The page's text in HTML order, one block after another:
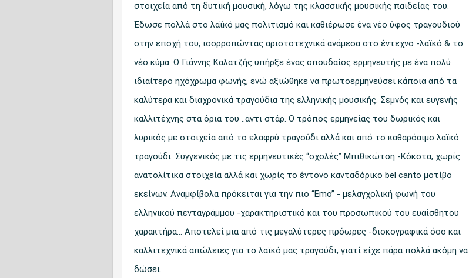
στοιχεία από τη δυτική μουσική, λόγω της κλασσικής μουσικής παιδείας του.
Έδωσε πολλά στο λαϊκό μας πολιτισμό και καθιέρωσε ένα νέο ύφος τραγουδιού
στην εποχή του, ισορροπώντας αριστοτεχνικά ανάμεσα στο έντεχνο -λαϊκό & το
νέο κύμα. Ο Γιάννης Καλατζής υπήρξε ένας σπουδαίος ερμηνευτής με ένα πολύ
ιδιαίτερο ηχόχρωμα φωνής, ενώ αξιώθηκε να πρωτοερμηνεύσει κάποια από τα
καλύτερα και διαχρονικά τραγούδια της ελληνικής μουσικής. Σεμνός και ευγενής
καλλιτέχνης στα όρια του ..αντι στάρ. Ο τρόπος ερμηνείας του δωρικός και
λυρικός με στοιχεία από το ελαφρύ τραγούδι αλλά και από το καθαρόαιμο λαϊκό
τραγούδι. Συγγενικός με τις ερμηνευτικές “σχολές” Μπιθικώτση -Κόκοτα, χωρίς
ανατολίτικα στοιχεία αλλά και χωρίς το έντονο κανταδόρικο bel canto μοτίβο
εκείνων. Αναμφίβολα πρόκειται για την πιο “Emo” - μελαγχολική φωνή του
ελληνικού πενταγράμμου -χαρακτηριστικό και του προσωπικού του ευαίσθητου
χαρακτήρα... Αποτελεί μια από τις μεγαλύτερες πρόωρες -δισκογραφικά όσο και
καλλιτεχνικά απώλειες για το λαϊκό μας τραγούδι, γιατί είχε πάρα πολλά ακόμη να
δώσει.